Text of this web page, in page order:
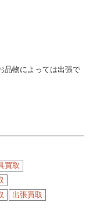
品物によっては出張で
買取
出張買取